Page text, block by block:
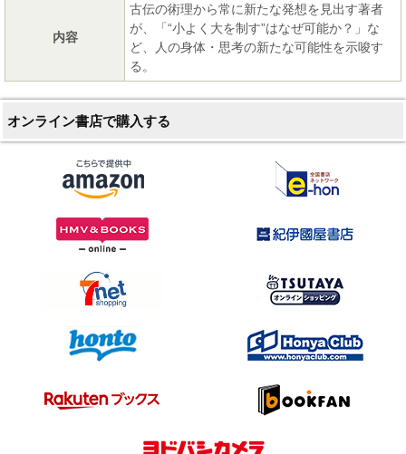
内容
古伝の術理から常に新たな発想を見出す著者
が、「“小よく大を制す”はなぜ可能か？」な
ど、人の身体・思考の新たな可能性を示唆す
る。
オンライン書店で購入する